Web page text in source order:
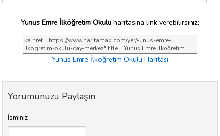
Yunus Emre İlköğretim Okulu haritasına link verebilirsiniz;
Yunus Emre İlköğretim Okulu Haritası
Yorumunuzu Paylaşın
İsminiz